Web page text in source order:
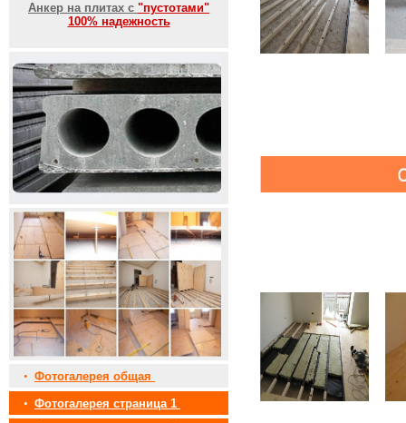
Анкер на плитах с "пустотами"
100% надежность
• Фотогалерея общая
• Фотогалерея страница 1